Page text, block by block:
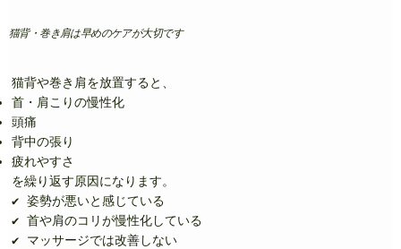
猫背・巻き肩は早めのケアが大切です
猫背や巻き肩を放置すると、
首・肩こりの慢性化
頭痛
背中の張り
疲れやすさ
を繰り返す原因になります。
✔ 姿勢が悪いと感じている
✔ 首や肩のコリが慢性化している
✔ マッサージでは改善しない